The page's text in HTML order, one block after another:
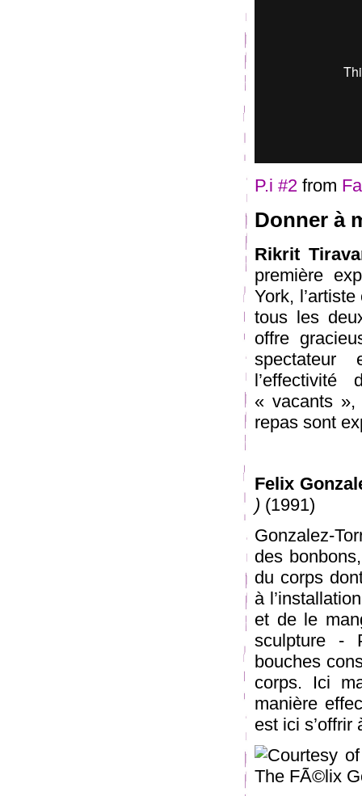
P.i #2 from
Donner à
Rikrit
première
York,
tous les
offre
spectateur
« vacants
repas sont
Felix
) (1991)
Gonzalez-
des
du corps
à
et de le
sculpture -
bouches
corps. Ici
manière
est ici s’offrir